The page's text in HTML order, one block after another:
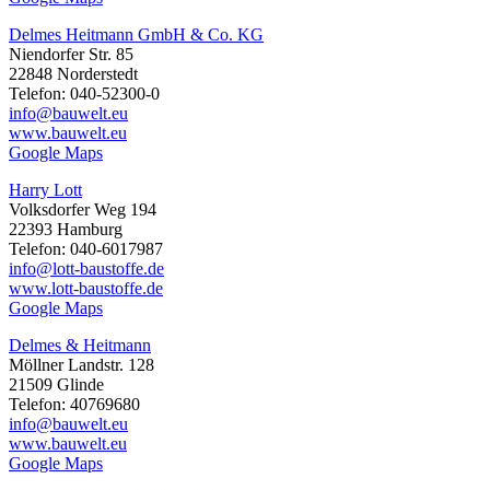
Delmes Heitmann GmbH & Co. KG
Niendorfer Str. 85
22848 Norderstedt
Telefon: 040-52300-0
info@bauwelt.eu
www.bauwelt.eu
Google Maps
Harry Lott
Volksdorfer Weg 194
22393 Hamburg
Telefon: 040-6017987
info@lott-baustoffe.de
www.lott-baustoffe.de
Google Maps
Delmes & Heitmann
Möllner Landstr. 128
21509 Glinde
Telefon: 40769680
info@bauwelt.eu
www.bauwelt.eu
Google Maps